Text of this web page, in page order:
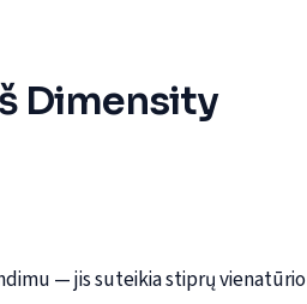
Dimensity
— jis suteikia stiprų vienatūrio